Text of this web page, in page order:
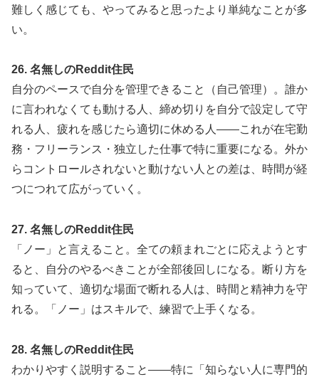
難しく感じても、やってみると思ったより単純なことが多
い。
26. 名無しのReddit住民
自分のペースで自分を管理できること（自己管理）。誰か
に言われなくても動ける人、締め切りを自分で設定して守
れる人、疲れを感じたら適切に休める人——これが在宅勤
務・フリーランス・独立した仕事で特に重要になる。外か
らコントロールされないと動けない人との差は、時間が経
つにつれて広がっていく。
27. 名無しのReddit住民
「ノー」と言えること。全ての頼まれごとに応えようとす
ると、自分のやるべきことが全部後回しになる。断り方を
知っていて、適切な場面で断れる人は、時間と精神力を守
れる。「ノー」はスキルで、練習で上手くなる。
28. 名無しのReddit住民
わかりやすく説明すること——特に「知らない人に専門的